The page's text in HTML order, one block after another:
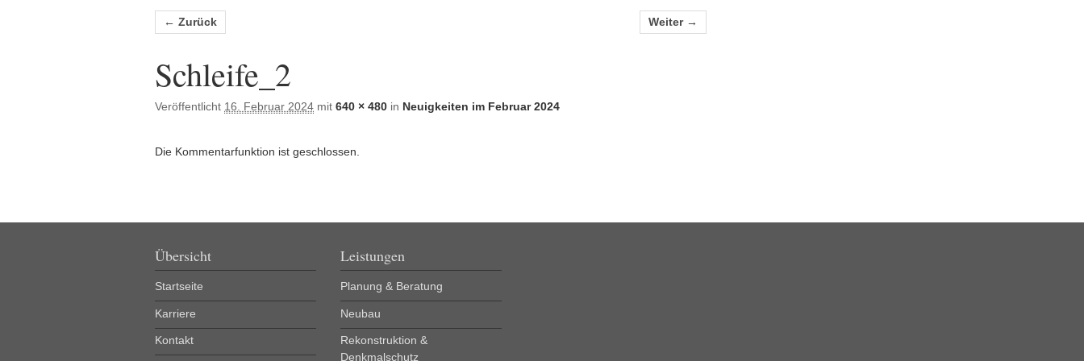
Bilder-Navigation
← Zurück Weiter →
Schleife_2
Veröffentlicht 16. Februar 2024 mit 640 × 480 in Neuigkeiten im Februar 2024
Die Kommentarfunktion ist geschlossen.
Übersicht
Startseite
Karriere
Kontakt
Leistungen
Planung & Beratung
Neubau
Rekonstruktion &
Denkmalschutz